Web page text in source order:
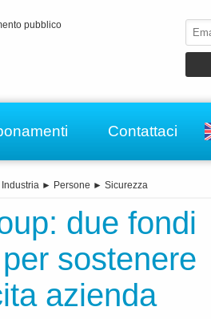
pubblico
Contattaci
Industria ► Persone ► Sicurezza
due fondi
sostenere
azienda